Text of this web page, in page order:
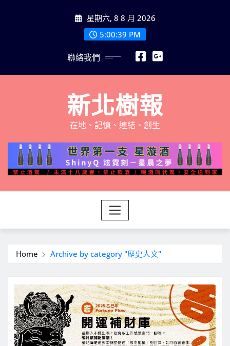
星期六, 8 8 月 2026
5:00:40 PM
聯絡我們
新北樹報
在地、記憶、連結、創生
Home Archive by category "歷史人文"